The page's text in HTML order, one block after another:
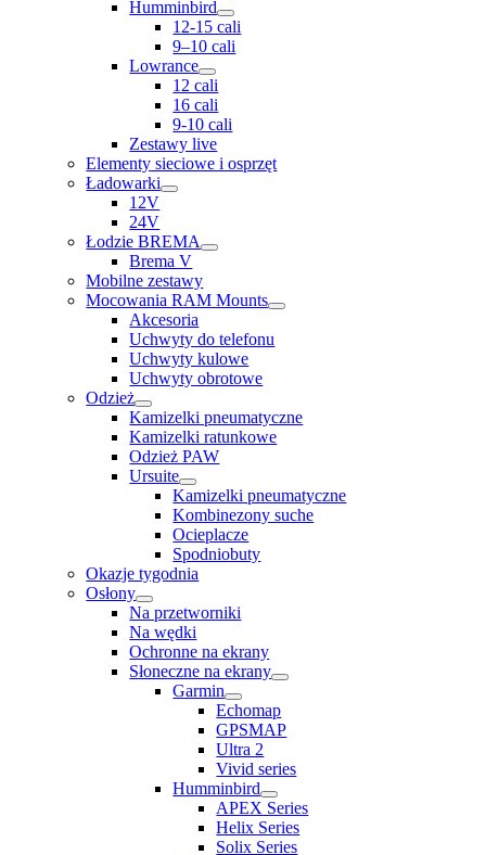
Humminbird
12-15 cali
9–10 cali
Lowrance
12 cali
16 cali
9-10 cali
Zestawy live
Elementy sieciowe i osprzęt
Ładowarki
12V
24V
Łodzie BREMA
Brema V
Mobilne zestawy
Mocowania RAM Mounts
Akcesoria
Uchwyty do telefonu
Uchwyty kulowe
Uchwyty obrotowe
Odzież
Kamizelki pneumatyczne
Kamizelki ratunkowe
Odzież PAW
Ursuite
Kamizelki pneumatyczne
Kombinezony suche
Ocieplacze
Spodniobuty
Okazje tygodnia
Osłony
Na przetworniki
Na wędki
Ochronne na ekrany
Słoneczne na ekrany
Garmin
Echomap
GPSMAP
Ultra 2
Vivid series
Humminbird
APEX Series
Helix Series
Solix Series